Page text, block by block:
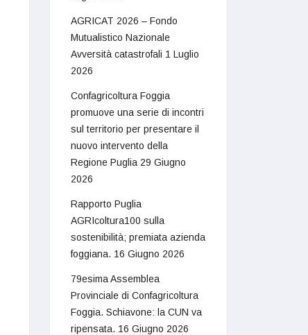
AGRICAT 2026 – Fondo
Mutualistico Nazionale
Avversità catastrofali 1 Luglio
2026
Confagricoltura Foggia
promuove una serie di incontri
sul territorio per presentare il
nuovo intervento della
Regione Puglia 29 Giugno
2026
Rapporto Puglia
AGRIcoltura100 sulla
sostenibilità; premiata azienda
foggiana. 16 Giugno 2026
79esima Assemblea
Provinciale di Confagricoltura
Foggia. Schiavone: la CUN va
ripensata. 16 Giugno 2026